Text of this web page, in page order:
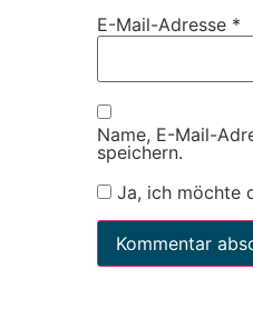
E-Mail-Adresse *
Name, E-Mail-
speichern.
Ja, ich möchte